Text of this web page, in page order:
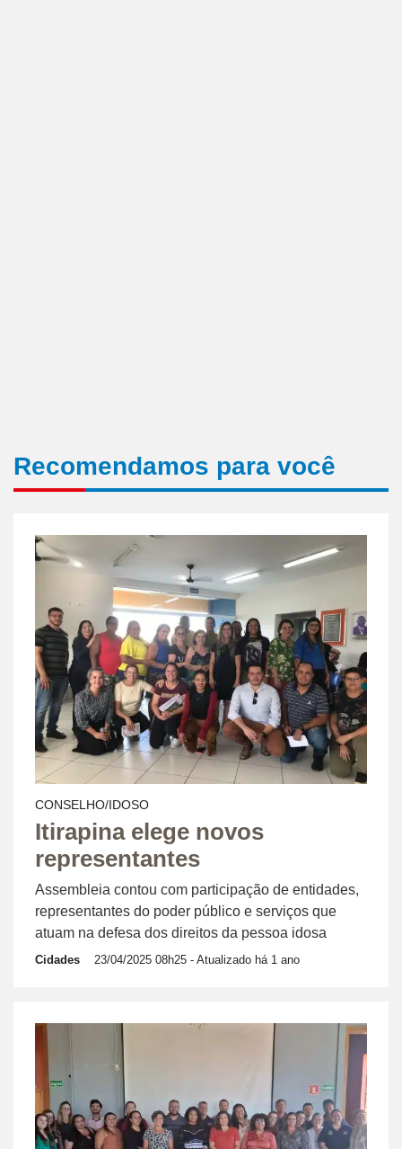
Recomendamos para você
CONSELHO/IDOSO
Itirapina elege novos
representantes
Assembleia contou com participação de entidades,
representantes do poder público e serviços que
atuam na defesa dos direitos da pessoa idosa
Cidades 23/04/2025 08h25 - Atualizado há 1 ano